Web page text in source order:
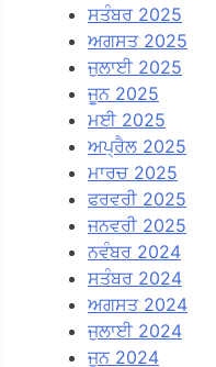
ਸਤੰਬਰ 2025
ਅਗਸਤ 2025
ਜੁਲਾਈ 2025
ਜੂਨ 2025
ਮਈ 2025
ਅਪ੍ਰੈਲ 2025
ਮਾਰਚ 2025
ਫਰਵਰੀ 2025
ਜਨਵਰੀ 2025
ਨਵੰਬਰ 2024
ਸਤੰਬਰ 2024
ਅਗਸਤ 2024
ਜੁਲਾਈ 2024
ਜੂਨ 2024